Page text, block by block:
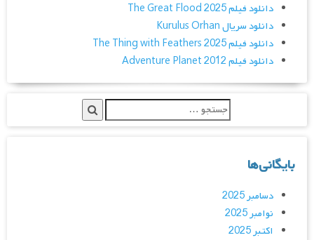
دانلود فیلم The Great Flood 2025
دانلود سریال Kurulus Orhan
دانلود فیلم The Thing with Feathers 2025
دانلود فیلم Adventure Planet 2012
بایگانی‌ها
دسامبر 2025
نوامبر 2025
اکتبر 2025